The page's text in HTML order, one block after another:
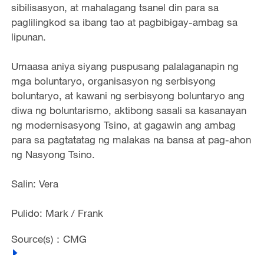
sibilisasyon, at mahalagang tsanel din para sa
paglilingkod sa ibang tao at pagbibigay-ambag sa
lipunan.
Umaasa aniya siyang puspusang palalaganapin ng
mga boluntaryo, organisasyon ng serbisyong
boluntaryo, at kawani ng serbisyong boluntaryo ang
diwa ng boluntarismo, aktibong sasali sa kasanayan
ng modernisasyong Tsino, at gagawin ang ambag
para sa pagtatatag ng malakas na bansa at pag-ahon
ng Nasyong Tsino.
Salin: Vera
Pulido: Mark / Frank
Source(s)：CMG